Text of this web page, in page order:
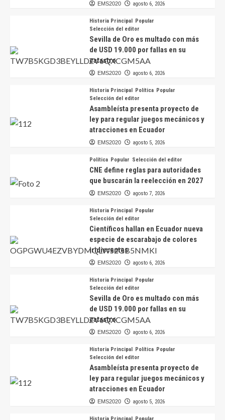
EMS2020 agosto 6, 2026
Historia Principal Popular
Selección del editor
Sevilla de Oro es multado con más
de USD 19.000 por fallas en su
catastro
EMS2020 agosto 6, 2026
Historia Principal Política Popular
Selección del editor
Asambleísta presenta proyecto de
ley para regular juegos mecánicos y
atracciones en Ecuador
EMS2020 agosto 5, 2026
Política Popular Selección del editor
CNE define reglas para autoridades
que buscarán la reelección en 2027
EMS2020 agosto 7, 2026
Historia Principal Popular
Selección del editor
Científicos hallan en Ecuador nueva
especie de escarabajo de colores
iridiscentes
EMS2020 agosto 6, 2026
Historia Principal Popular
Selección del editor
Sevilla de Oro es multado con más
de USD 19.000 por fallas en su
catastro
EMS2020 agosto 6, 2026
Historia Principal Política Popular
Selección del editor
Asambleísta presenta proyecto de
ley para regular juegos mecánicos y
atracciones en Ecuador
EMS2020 agosto 5, 2026
Historia Principal Popular